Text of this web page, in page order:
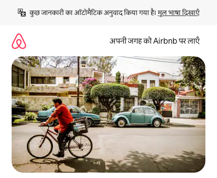
छोड़कर
कॉन्टेंट
कुछ जानकारी का ऑटोमैटिक अनुवाद किया गया है। मूल भाषा दिखाएँ
अपनी जगह को Airbnb पर लाएँ